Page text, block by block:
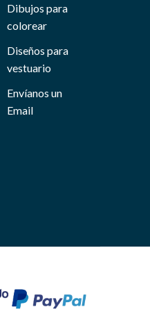
Dibujos para
colorear
Diseños para
vestuario
Envíanos un
Email